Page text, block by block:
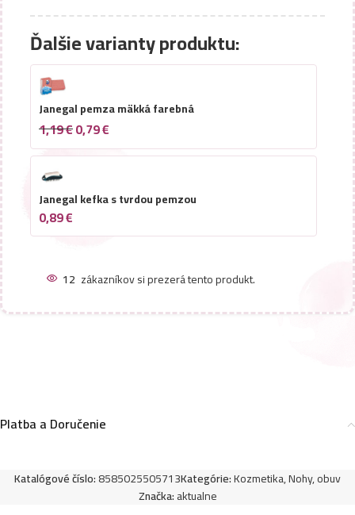
Ďalšie varianty produktu:
Janegal pemza mäkká farebná
1,19€0,79€
Janegal kefka s tvrdou pemzou
0,89€
12 zákazníkov si prezerá tento produkt.
Platba a Doručenie
Katalógové číslo:8585025505713Kategórie:Kozmetika,Nohy, obuv
Značka:aktualne